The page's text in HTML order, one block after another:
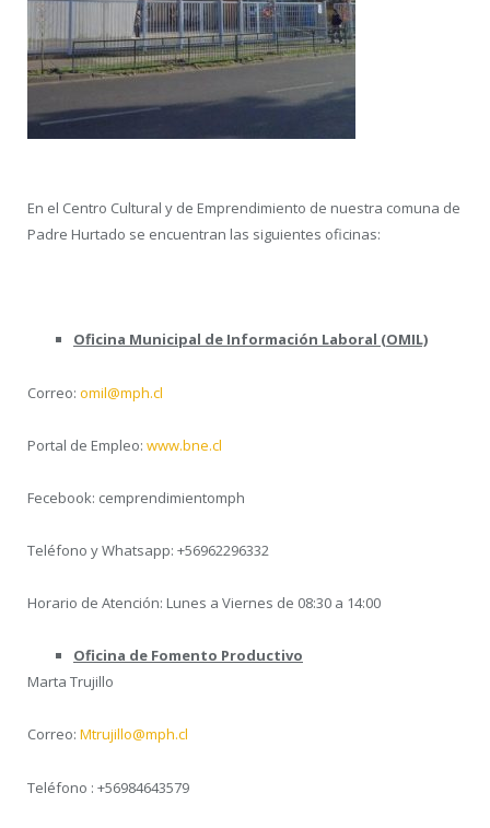
En el Centro Cultural y de Emprendimiento de nuestra comuna de
Padre Hurtado se encuentran las siguientes oficinas:
Oficina Municipal de Información Laboral (OMIL)
Correo: omil@mph.cl
Portal de Empleo: www.bne.cl
Fecebook: cemprendimientomph
Teléfono y Whatsapp: +56962296332
Horario de Atención: Lunes a Viernes de 08:30 a 14:00
Oficina de Fomento Productivo
Marta Trujillo
Correo: Mtrujillo@mph.cl
Teléfono : +56984643579